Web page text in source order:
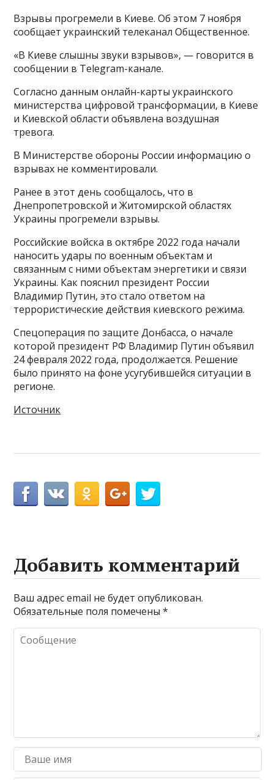
Взрывы прогремели в Киеве. Об этом 7 ноября
сообщает украинский телеканал Общественное.
«В Киеве слышны звуки взрывов», — говорится в
сообщении в Telegram-канале.
Согласно данным онлайн-карты украинского
министерства цифровой трансформации, в Киеве
и Киевской области объявлена воздушная
тревога.
В Министерстве обороны России информацию о
взрывах не комментировали.
Ранее в этот день сообщалось, что в
Днепропетровской и Житомирской областях
Украины прогремели взрывы.
Российские войска в октябре 2022 года начали
наносить удары по военным объектам и
связанным с ними объектам энергетики и связи
Украины. Как пояснил президент России
Владимир Путин, это стало ответом на
террористические действия киевского режима.
Спецоперация по защите Донбасса, о начале
которой президент РФ Владимир Путин объявил
24 февраля 2022 года, продолжается. Решение
было принято на фоне усугубившейся ситуации в
регионе.
Источник
Добавить комментарий
Ваш адрес email не будет опубликован.
Обязательные поля помечены*